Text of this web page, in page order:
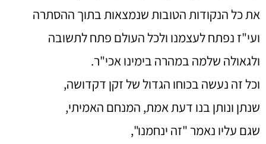
את כל הנקודות הטובות שנמצאות בתוך ההסתרה
ועי"ז נפתח לעצמנו ולכל העולם פתח לתשובה
ולגאולה שלמה במהרה בימינו אכי"ר.
וכל זה נעשה בכוחו הגדול של זקן דקדושה,
שנתן ונותן בנו דעת אמת, המנחם האמיתי,
שגם עליו נאמר "זה ינחמנו",